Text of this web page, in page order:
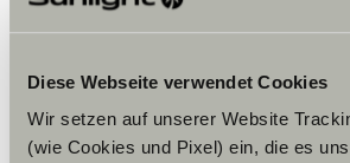
Diese Webseite verwendet Cookies
Wir setzen auf unserer Website
(wie Cookies und Pixel) ein, die es